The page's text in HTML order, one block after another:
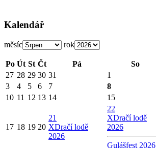
Kalendář
měsíc rok
Po Út St Čt Pá So
27 28 29 30 31 1
3
4 5 6 7 8
10 11 12 13 14 15
17 18 19 20
21
XDračí lodě
2026
22
XDračí lodě
2026
Gulášfest 2026